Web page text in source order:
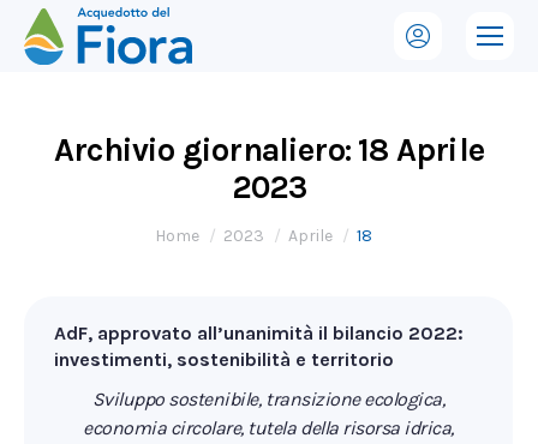
Archivio giornaliero: 18 Aprile
2023
Tu sei qui:
Home 2023 Aprile 18
AdF, approvato all’unanimità il bilancio 2022:
investimenti, sostenibilità e territorio
Sviluppo sostenibile, transizione ecologica,
economia circolare, tutela della risorsa idrica,